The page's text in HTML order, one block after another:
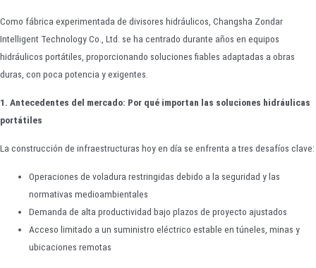
Como fábrica experimentada de divisores hidráulicos, Changsha Zondar
Intelligent Technology Co., Ltd. se ha centrado durante años en equipos
hidráulicos portátiles, proporcionando soluciones fiables adaptadas a obras
duras, con poca potencia y exigentes.
1. Antecedentes del mercado: Por qué importan las soluciones hidráulicas
portátiles
La construcción de infraestructuras hoy en día se enfrenta a tres desafíos clave:
Operaciones de voladura restringidas debido a la seguridad y las
normativas medioambientales
Demanda de alta productividad bajo plazos de proyecto ajustados
Acceso limitado a un suministro eléctrico estable en túneles, minas y
ubicaciones remotas